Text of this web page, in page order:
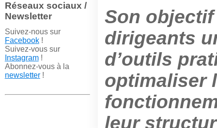
Réseaux sociaux /
Newsletter
Suivez-nous sur
Facebook!
Suivez-vous sur
Instagram!
Abonnez-vous à la
newsletter!
Son
dirigeants
d’outils
optimaliser
leur